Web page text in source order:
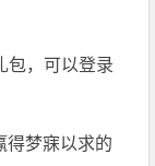
包，可以登录
得梦寐以求的